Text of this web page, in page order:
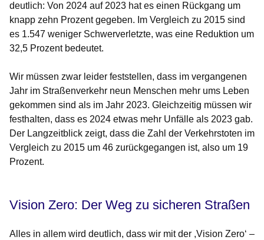
deutlich: Von 2024 auf 2023 hat es einen Rückgang um
knapp zehn Prozent gegeben. Im Vergleich zu 2015 sind
es 1.547 weniger Schwerverletzte, was eine Reduktion um
32,5 Prozent bedeutet.
Wir müssen zwar leider feststellen, dass im vergangenen
Jahr im Straßenverkehr neun Menschen mehr ums Leben
gekommen sind als im Jahr 2023. Gleichzeitig müssen wir
festhalten, dass es 2024 etwas mehr Unfälle als 2023 gab.
Der Langzeitblick zeigt, dass die Zahl der Verkehrstoten im
Vergleich zu 2015 um 46 zurückgegangen ist, also um 19
Prozent.
Vision Zero: Der Weg zu sicheren Straßen
Alles in allem wird deutlich, dass wir mit der ,Vision Zero‘ –